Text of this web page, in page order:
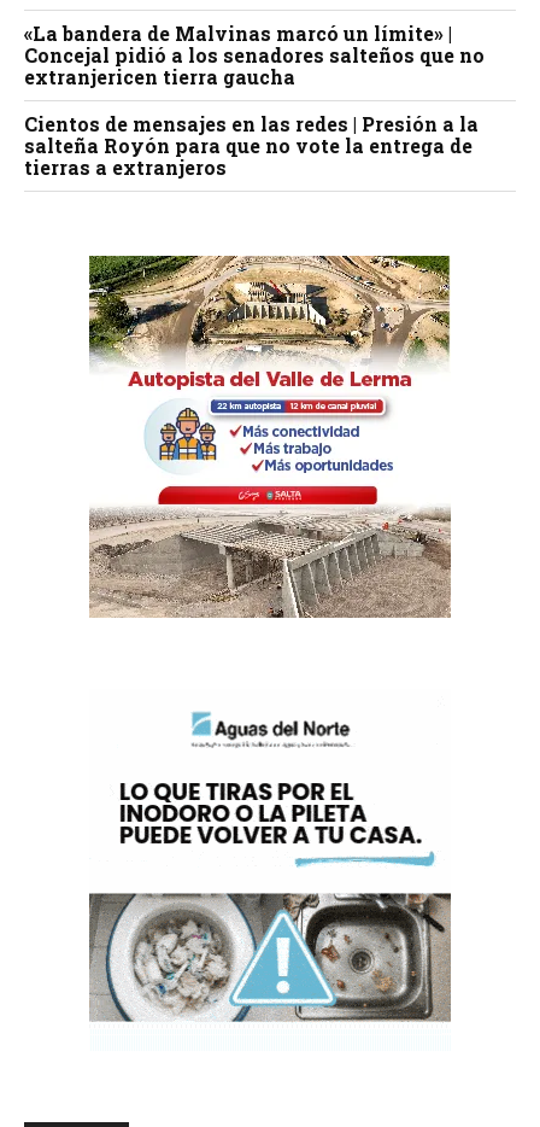
«La bandera de Malvinas marcó un límite» |
Concejal pidió a los senadores salteños que no
extranjericen tierra gaucha
Cientos de mensajes en las redes | Presión a la
salteña Royón para que no vote la entrega de
tierras a extranjeros